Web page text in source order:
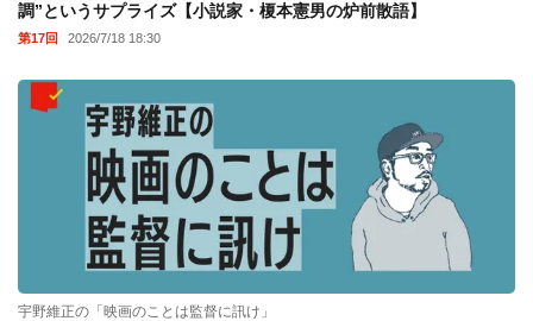
調”というサプライズ【小説家・榎本憲男の炉前散語】
第17回 2026/7/18 18:30
宇野維正の「映画のことは監督に訊け」